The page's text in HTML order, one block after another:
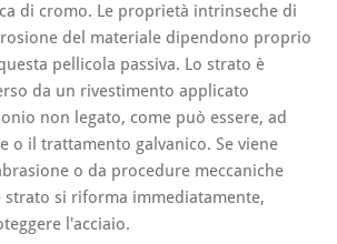
di cromo. Le proprietà intrinseche di
del materiale dipendono proprio
pellicola passiva. Lo strato è
da un rivestimento applicato
non legato, come può essere, ad
o il trattamento galvanico. Se viene
o da procedure meccaniche
strato si riforma immediatamente,
l'acciaio.